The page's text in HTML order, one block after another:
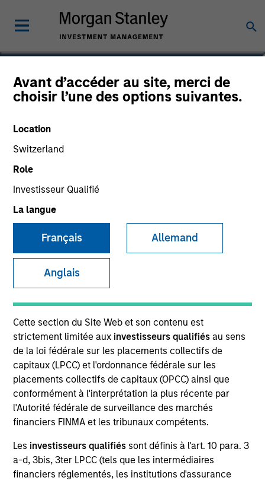
Avant d’accéder au site, merci de
choisir l’une des options suivantes.
Location
Switzerland
Role
Investisseur Qualifié
La langue
Français Allemand
Anglais
Cette section du Site Web et son contenu est
strictement limitée aux investisseurs qualifiésau sens
de la loi fédérale sur les placements collectifs de
capitaux (LPCC) et l'ordonnance fédérale sur les
placements collectifs de capitaux (OPCC) ainsi que
conformément à l'interprétation la plus récente par
l'Autorité fédérale de surveillance des marchés
financiers FINMA et les tribunaux compétents.
Les investisseurs qualifiés sont définis à l'art. 10 para. 3
a-d, 3bis, 3ter LPCC (tels que les intermédiaires
financiers réglementés, les institutions d'assurance
Christie Park
Chief Operating Officer of Global Real
YEARS OF INDUSTRY EXPERIENCE
TEAM